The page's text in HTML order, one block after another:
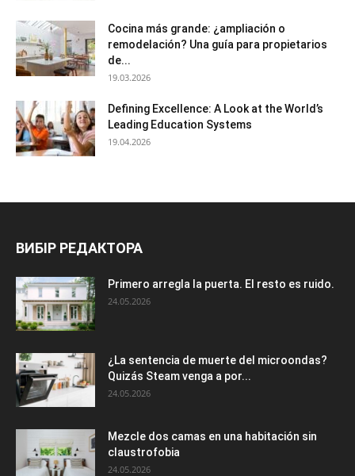
Cocina más grande: ¿ampliación o
remodelación? Una guía para propietarios
de...
19.03.2026
Defining Excellence: A Look at the World’s
Leading Education Systems
19.04.2026
ВИБІР РЕДАКТОРА
Primero arregla la puerta. El resto es ruido.
24.05.2026
¿La sentencia de muerte del microondas?
Quizás Steam venga a por...
24.05.2026
Mezcle dos camas en una habitación sin
claustrofobia
24.05.2026